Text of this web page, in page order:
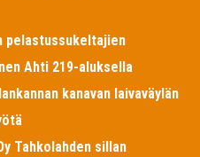
pelastussukeltajien
Ahti 219-aluksella
kanavan laivaväylän
Tahkolahden sillan